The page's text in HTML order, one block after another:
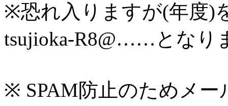
※恐れ入りますが(年度)
tsujioka-R8@……となり
※ SPAM防止のためメ